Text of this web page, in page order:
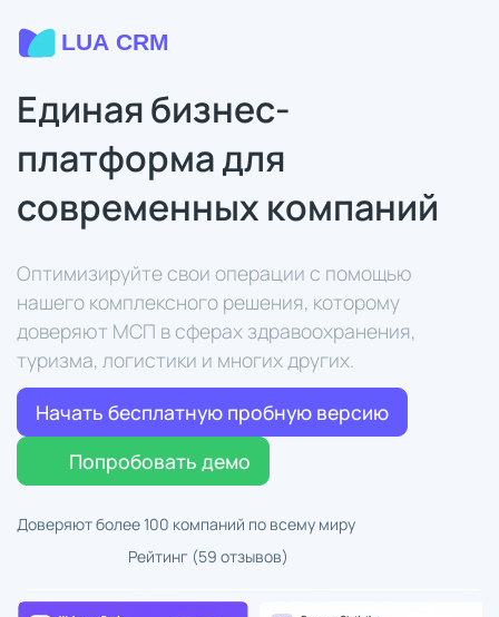
Единая бизнес-
платформа для
современных компаний
Оптимизируйте свои операции с помощью
нашего комплексного решения, которому
доверяют МСП в сферах здравоохранения,
туризма, логистики и многих других.
Начать бесплатную пробную версию
Попробовать демо
Доверяют более 100 компаний по всему миру
Рейтинг (59 отзывов)